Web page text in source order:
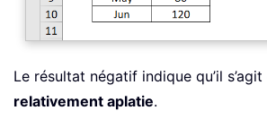
Le résultat négatif indique qu’il
relativement aplatie.